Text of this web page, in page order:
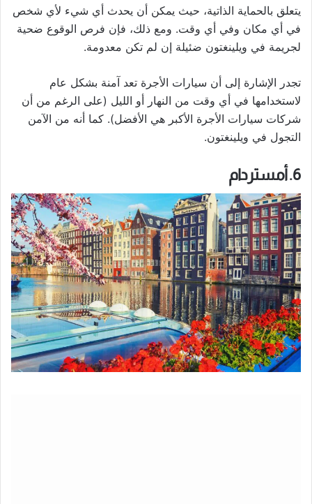
يتعلق بالحماية الذاتية، حيث يمكن أن يحدث أي شيء لأي شخص
في أي مكان وفي أي وقت. ومع ذلك، فإن فرص الوقوع ضحية
لجريمة في ويلينغتون ضئيلة إن لم تكن معدومة.
تجدر الإشارة إلى أن سيارات الأجرة تعد آمنة بشكل عام
لاستخدامها في أي وقت من النهار أو الليل (على الرغم من أن
شركات سيارات الأجرة الأكبر هي الأفضل). كما أنه من الآمن
التجول في ويلينغتون.
6. أمستردام